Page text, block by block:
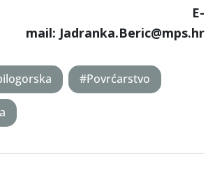
mail: Jadranka.Beric@mps.hr
#Povrćarstvo